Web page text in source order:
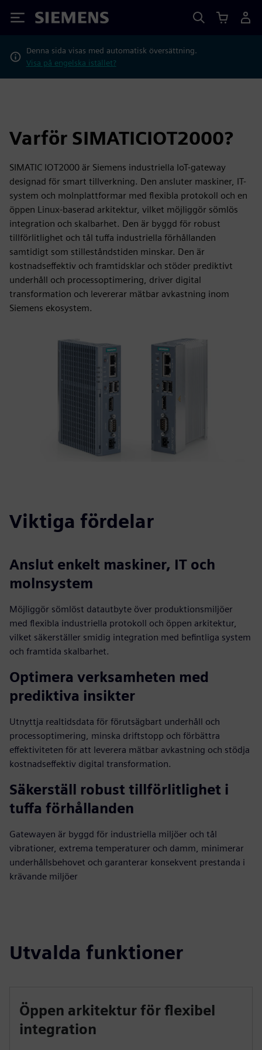
Siemens
Denna sida visas med automatisk översättning.
Visa på engelska istället?
Varför SIMATICIOT2000?
SIMATIC IOT2000 är Siemens industriella IoT-gateway
designad för smart tillverkning. Den ansluter maskiner, IT-
system och molnplattformar med flexibla protokoll och en
öppen Linux-baserad arkitektur, vilket möjliggör sömlös
integration och skalbarhet. Den är byggd för robust
tillförlitlighet och tål tuffa industriella förhållanden
samtidigt som stilleståndstiden minskar. Den är
kostnadseffektiv och framtidsklar och stöder prediktivt
underhåll och processoptimering, driver digital
transformation och levererar mätbar avkastning inom
Siemens ekosystem.
Viktiga fördelar
Anslut enkelt maskiner, IT och
molnsystem
Möjliggör sömlöst datautbyte över produktionsmiljöer
med flexibla industriella protokoll och öppen arkitektur,
vilket säkerställer smidig integration med befintliga system
och framtida skalbarhet.
Optimera verksamheten med
prediktiva insikter
Utnyttja realtidsdata för förutsägbart underhåll och
processoptimering, minska driftstopp och förbättra
effektiviteten för att leverera mätbar avkastning och stödja
kostnadseffektiv digital transformation.
Säkerställ robust tillförlitlighet i
tuffa förhållanden
Gatewayen är byggd för industriella miljöer och tål
vibrationer, extrema temperaturer och damm, minimerar
underhållsbehovet och garanterar konsekvent prestanda i
krävande miljöer
Utvalda funktioner
Öppen arkitektur för flexibel
integration